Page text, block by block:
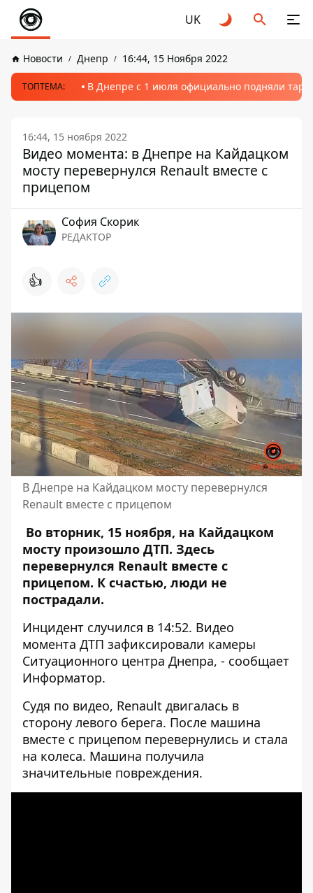
UK
Новости Днепр 16:44, 15 Ноября 2022
ТОПТЕМА: В Днепре с 1 июля официально подняли
16:44, 15 ноября 2022
Видео момента: в Днепре на Кайдацком
мосту перевернулся Renault вместе с
прицепом
София Скорик
РЕДАКТОР
👍
В Днепре на Кайдацком мосту перевернулся
Renault вместе с прицепом
Во вторник, 15 ноября, на Кайдацком
мосту произошло ДТП. Здесь
перевернулся Renault вместе с
прицепом. К счастью, люди не
пострадали.
Инцидент случился в 14:52. Видео
момента ДТП зафиксировали камеры
Ситуационного центра Днепра, - сообщает
Информатор.
Судя по видео, Renault двигалась в
сторону левого берега. После машина
вместе с прицепом перевернулись и стала
на колеса. Машина получила
значительные повреждения.